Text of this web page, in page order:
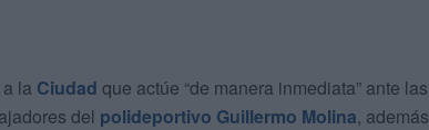
la Ciudad que actúe “de manera inmediata” ante las
del polideportivo Guillermo Molina, además